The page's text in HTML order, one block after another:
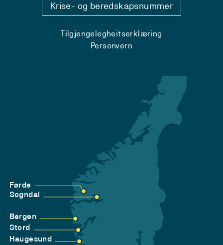
Krise- og beredskapsnummer
Tilgjengelegheitserklæring
Personvern
Førde
Sogndal
Bergen
Stord
Haugesund